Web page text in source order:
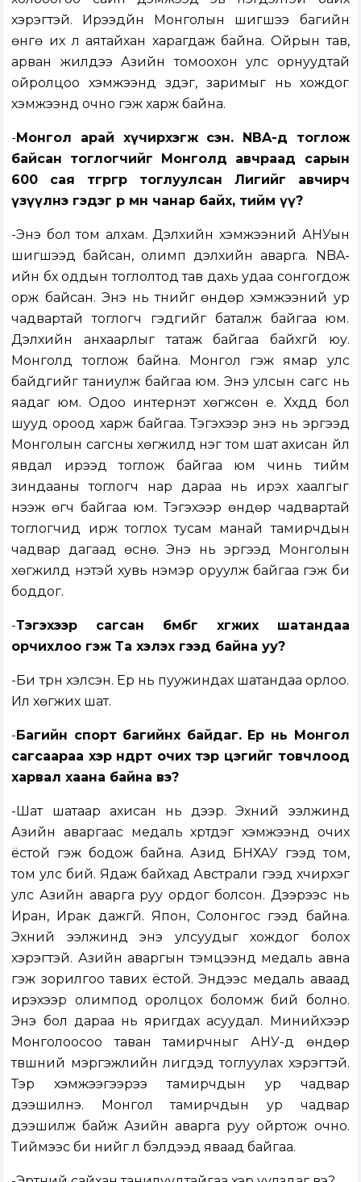
хэрэгтэй. Ирээдүйн Монголын шигшээ багийн
өнгө их л аятайхан харагдаж байна. Ойрын тав,
арван жилдээ Азийн томоохон улс орнуудтай
ойролцоо хэмжээнд үздэг, заримыг нь хождог
хэмжээнд очно гэж харж байна.
- Монгол арай хүчирхэгж сэн. NBA-д тоглож
байсан тоглогчийг Монголд авчраад сарын
600 сая төгрөгөөр тоглуулсан Лигийг авчирч
үзүүлнэ гэдэг өөрөө мөн чанар байх, тийм үү?
-Энэ бол том алхам. Дэлхийн хэмжээний АНУын
шигшээд байсан, олимп дэлхийн аварга. NBA-
ийн бүх оддын тоглолтод тав дахь удаа сонгогдож
орж байсан. Энэ нь түүнийг өндөр хэмжээний ур
чадвартай тоглогч гэдгийг баталж байгаа юм.
Дэлхийн анхаарлыг татаж байгаа байхгүй юу.
Монголд тоглож байна. Монгол гэж ямар улс
байдгийг таниулж байгаа юм. Энэ улсын сагс нь
яадаг юм. Одоо интернэт хөгжсөн үе. Хүүхдүүд бол
шууд ороод харж байгаа. Тэгэхээр энэ нь эргээд
Монголын сагсны хөгжилд нэг том шат ахисан үйл
явдал ирээд тоглож байгаа юм чинь тийм
зиндааны тоглогч нар дараа нь ирэх хаалгыг
нээж өгч байгаа юм. Тэгэхээр өндөр чадвартай
тоглогчид ирж тоглох тусам манай тамирчдын
чадвар дагаад өснө. Энэ нь эргээд Монголын
хөгжилд үнэтэй хувь нэмэр оруулж байгаа гэж би
боддог.
-Тэгэхээр сагсан бөмбөг хөгжих шатандаа
орчихлоо гэж Та хэлэх гээд байна уу?
-Би түрүүн хэлсэн. Ер нь пуужиндах шатандаа орлоо.
Илүү хөгжих шат.
- Багийн спорт багийнх байдаг. Ер нь Монгол
сагсаараа хэр өндөрт очих тэр цэгийг товчлоод
харвал хаана байна вэ?
-Шат шатаар ахисан нь дээр. Эхний ээлжинд
Азийн аваргаас медаль хүртдэг хэмжээнд очих
ёстой гэж бодож байна. Азид БНХАУ гээд том,
том улс бий. Ядаж байхад Австрали гээд хүчирхэг
улс Азийн аварга руу ордог болсон. Дээрээс нь
Иран, Ирак дажгүй. Япон, Солонгос гээд байна.
Эхний ээлжинд энэ улсуудыг хождог болох
хэрэгтэй. Азийн аваргын тэмцээнд медаль авна
гэж зорилгоо тавих ёстой. Эндээс медаль аваад
ирэхээр олимпод оролцох боломж бий болно.
Энэ бол дараа нь яригдах асуудал. Минийхээр
Монголоосоо таван тамирчныг АНУ-д өндөр
түвшний мэргэжлийн лигүүдэд тоглуулах хэрэгтэй.
Тэр хэмжээгээрээ тамирчдын ур чадвар
дээшилнэ. Монгол тамирчдын ур чадвар
дээшилж байж Азийн аварга руу ойртож очно.
Тиймээс би үүнийг л бэлдээд яваад байгаа.